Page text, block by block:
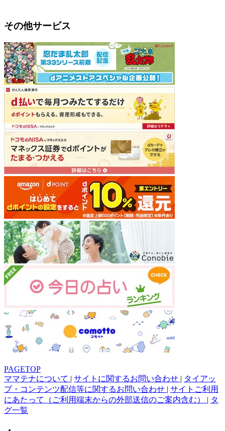
その他サービス
PAGETOP
ママテナについて | サイトに関するお問い合わせ | タイアッ
プ・コンテンツ配信等に関するお問い合わせ | サイトご利用
にあたって（ご利用端末からの外部送信のご案内含む） | タ
グ一覧